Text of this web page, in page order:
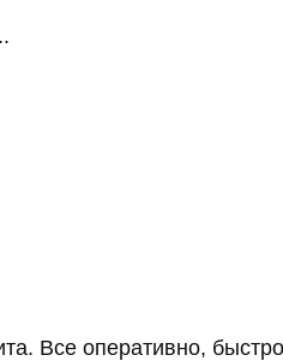
Все оперативно,